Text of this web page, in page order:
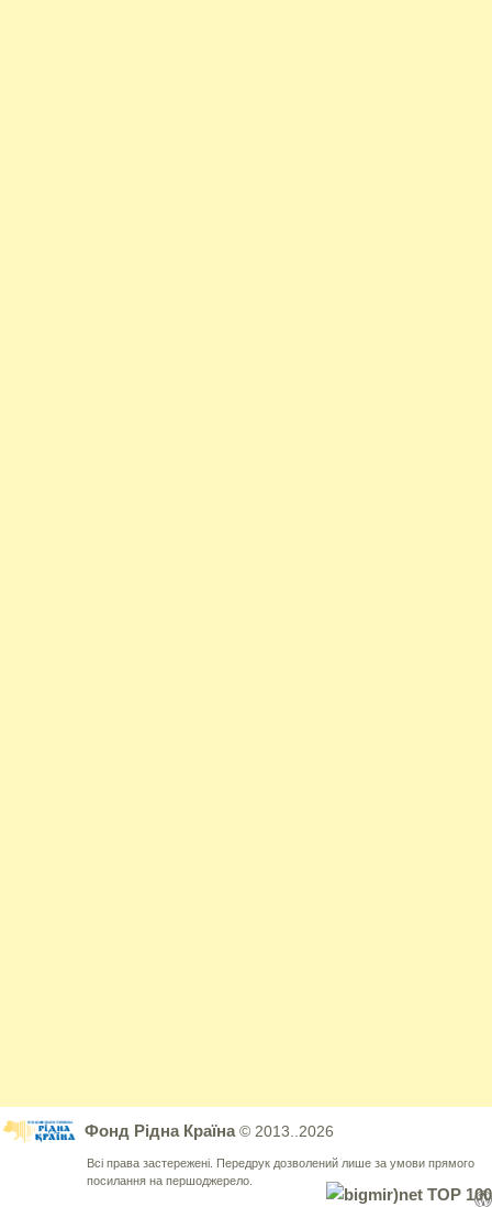
Фонд Рідна Країна© 2013..2026
Всі права застережені. Передрук дозволений лише за умови прямого
посилання на першоджерело.